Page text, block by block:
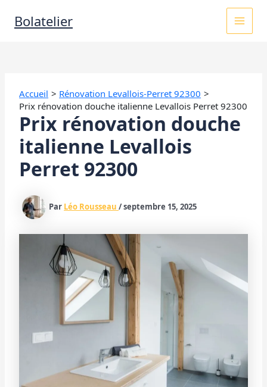
contenu
Bolatelier
MAIN
Accueil
Rénovation Levallois-Perret 92300
Prix rénovation douche italienne Levallois Perret 92300
Prix rénovation douche
italienne Levallois
Perret 92300
Par Léo Rousseau/septembre 15, 2025